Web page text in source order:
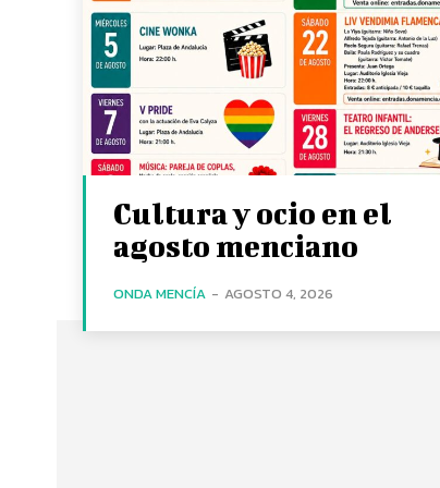
Cultura y ocio en el
agosto menciano
ONDA MENCÍA - AGOSTO 4, 2026